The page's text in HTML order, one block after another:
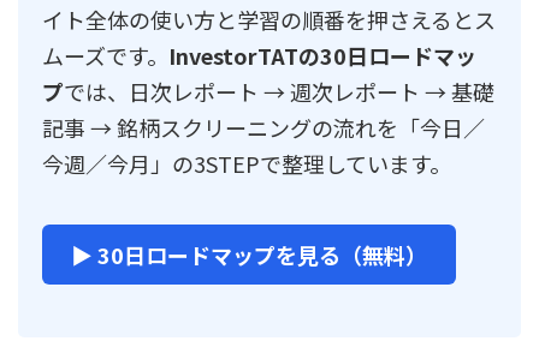
イト全体の使い方と学習の順番を押さえるとス
ムーズです。 InvestorTATの30日ロードマッ
プでは、日次レポート → 週次レポート → 基礎
記事 → 銘柄スクリーニングの流れを「今日／
今週／今月」の3STEPで整理しています。
▶ 30日ロードマップを見る（無料）